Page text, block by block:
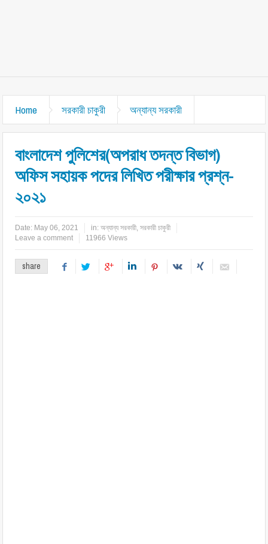
Home সরকারী চাকুরী অন্যান্য সরকারী
বাংলাদেশ পুলিশের(অপরাধ তদন্ত বিভাগ)
অফিস সহায়ক পদের লিখিত পরীক্ষার প্রশ্ন-
২০২১
Date: May 06, 2021 in:অন্যান্য সরকারী,সরকারী চাকুরী
Leave a comment
11966 Views
share